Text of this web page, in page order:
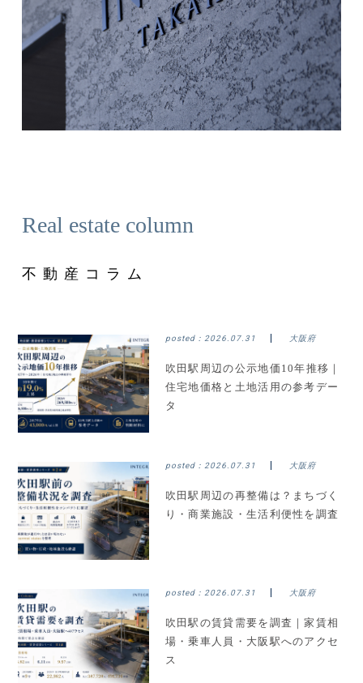
Real estate column
不動産コラム
posted： 2026.07.31 大阪府
吹田駅周辺の公示地価10年推移｜
住宅地価格と土地活用の参考デー
タ
posted： 2026.07.31 大阪府
吹田駅周辺の再整備は？まちづく
り・商業施設・生活利便性を調査
posted： 2026.07.31 大阪府
吹田駅の賃貸需要を調査｜家賃相
場・乗車人員・大阪駅へのアクセ
ス